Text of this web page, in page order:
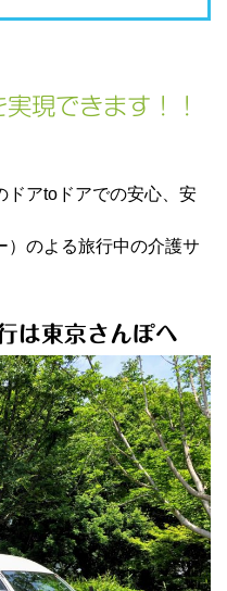
現できます！！
ドアtoドアでの安心、安
）のよる旅行中の介護サ
は東京さんぽへ